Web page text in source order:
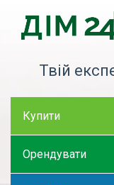
Твій
Купити
Орендувати